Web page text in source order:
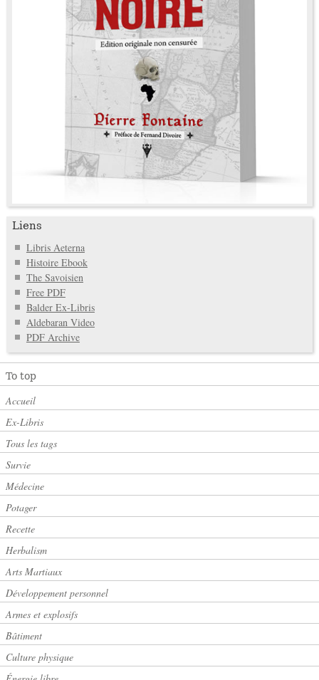
Liens
Libris Aeterna
Histoire Ebook
The Savoisien
Free PDF
Balder Ex-Libris
Aldebaran Video
PDF Archive
To top
Accueil
Ex-Libris
Tous les tags
Survie
Médecine
Potager
Recette
Herbalism
Arts Martiaux
Développement personnel
Armes et explosifs
Bâtiment
Culture physique